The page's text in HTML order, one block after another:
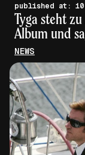
Tyga steht
Album und
NEWS